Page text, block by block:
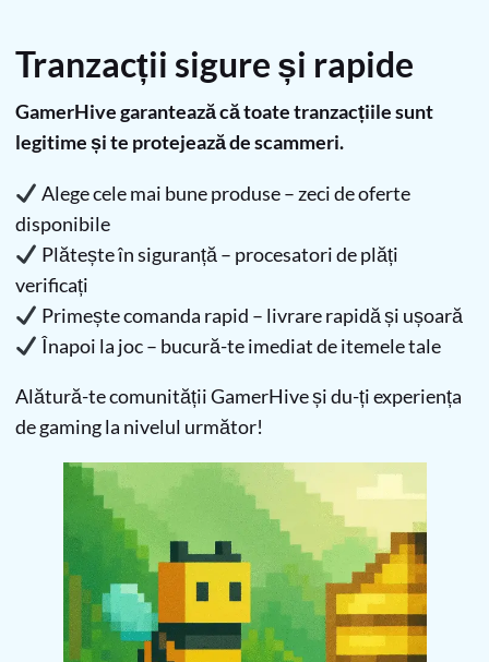
Tranzacții sigure și rapide
GamerHive garantează că toate tranzacțiile sunt
legitime și te protejează de scammeri.
Alege cele mai bune produse – zeci de oferte
disponibile
Plătește în siguranță – procesatori de plăți
verificați
Primește comanda rapid – livrare rapidă și ușoară
Înapoi la joc – bucură-te imediat de itemele tale
Alătură-te comunității GamerHive și du-ți experiența
de gaming la nivelul următor!